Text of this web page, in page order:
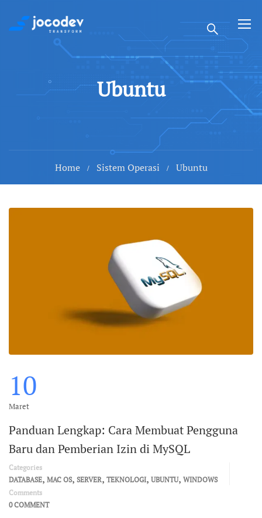
Ubuntu
Home Sistem Operasi Ubuntu
10
Maret
Panduan Lengkap: Cara Membuat Pengguna
Baru dan Pemberian Izin di MySQL
Categories
DATABASE, MAC OS, SERVER, TEKNOLOGI, UBUNTU, WINDOWS
Comments
0 COMMENT